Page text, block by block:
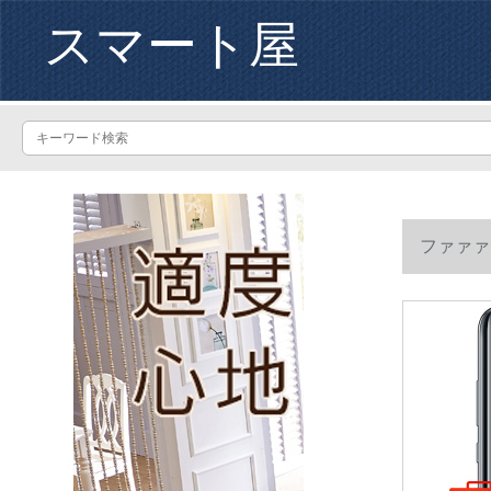
スマート屋
ファァ